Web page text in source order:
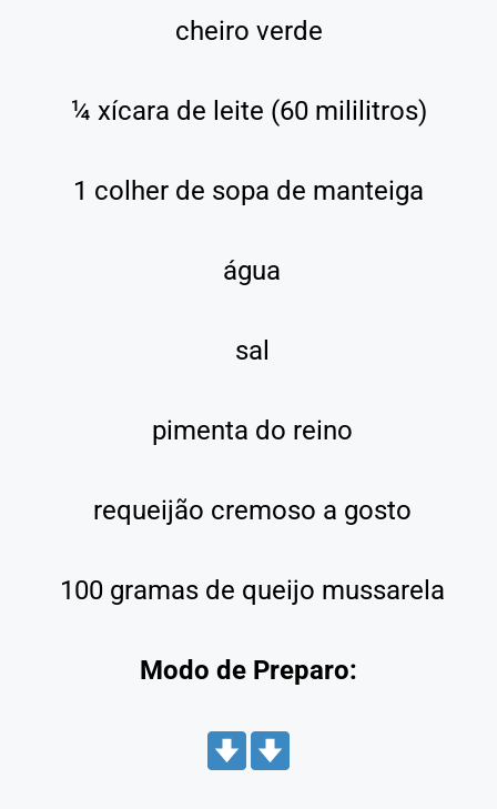
cheiro verde
¼ xícara de leite (60 mililitros)
1 colher de sopa de manteiga
água
sal
pimenta do reino
requeijão cremoso a gosto
100 gramas de queijo mussarela
Modo de Preparo: